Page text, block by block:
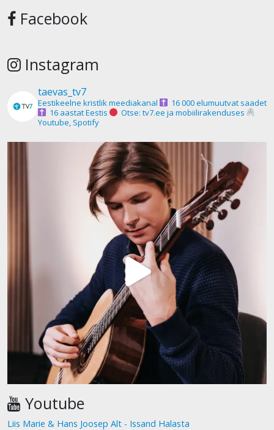
Facebook
Instagram
taevas_tv7
Eestikeelne kristlik meediakanal
16 000 elumuutvat saadet
16 aastat Eestis
Otse: tv7.ee ja mobiilirakenduses
Youtube, Spotify
Youtube
Liis Marie & Hans Joosep Alt - Issand Halasta